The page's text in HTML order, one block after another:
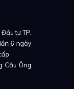
tư TP.
6 ngày
Cầu Ông